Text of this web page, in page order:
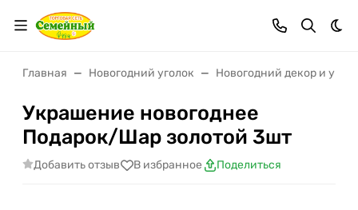
Главная Новогодний уголок Новогодний декор и
Украшение новогоднее
Подарок/Шар золотой 3шт
Добавить отзыв В избранное Поделиться